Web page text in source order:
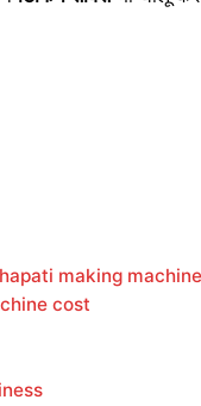
making machine
cost